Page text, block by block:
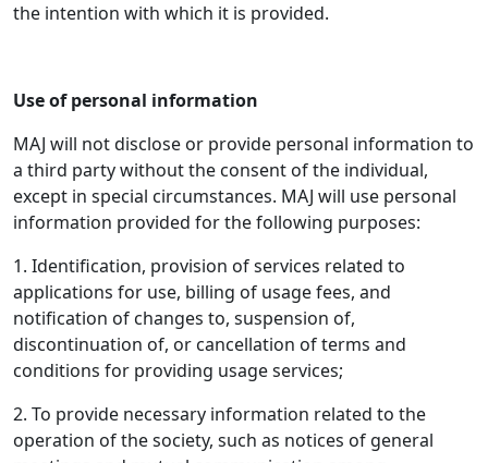
the intention with which it is provided.
Use of personal information
MAJ will not disclose or provide personal information to
a third party without the consent of the individual,
except in special circumstances. MAJ will use personal
information provided for the following purposes:
1. Identification, provision of services related to
applications for use, billing of usage fees, and
notification of changes to, suspension of,
discontinuation of, or cancellation of terms and
conditions for providing usage services;
2. To provide necessary information related to the
operation of the society, such as notices of general